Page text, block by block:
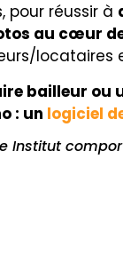
pour réussir à
au cœur
locataires
bailleur ou
: un logiciel
Institut